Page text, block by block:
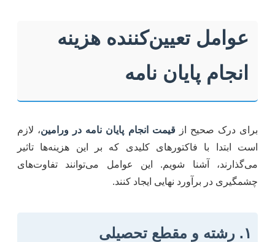
عوامل تعیین‌کننده هزینه
انجام پایان نامه
برای درک صحیح ازقیمت انجام پایان نامه در ورامین، لازم
است ابتدا با فاکتورهای کلیدی که بر این هزینه‌ها تاثیر
می‌گذارند، آشنا شویم. این عوامل می‌توانند تفاوت‌های
چشمگیری در برآورد نهایی ایجاد کنند.
۱. رشته و مقطع تحصیلی